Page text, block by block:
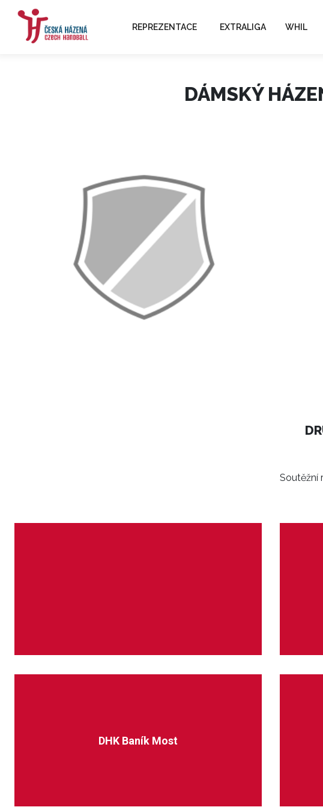
REPREZENTACE EXTRALIGA WHIL
DÁMSKÝ
Soutěžní
DHK Baník Most